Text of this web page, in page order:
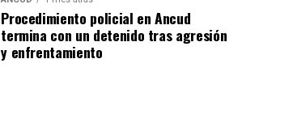
Procedimiento policial en Ancud
termina con un detenido tras agresión
y enfrentamiento